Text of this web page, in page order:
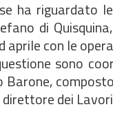
ha riguardato
di
aprile con le
sono
Barone,
direttore dei